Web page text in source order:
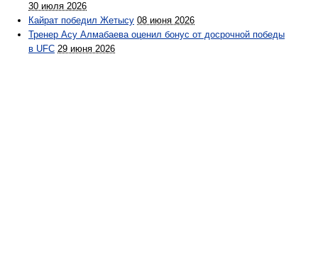
30 июля 2026
Кайрат победил Жетысу 08 июня 2026
Тренер Асу Алмабаева оценил бонус от досрочной победы
в UFC 29 июня 2026